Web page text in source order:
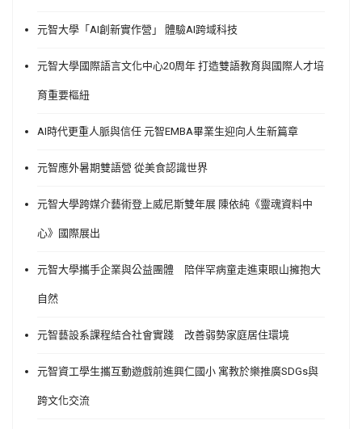
元智大學「AI創新實作營」 體驗AI跨域科技
元智大學國際語言文化中心20周年 打造雙語教育與國際人才培
育重要樞紐
AI時代更重人脈與信任 元智EMBA畢業生迎向人生新篇章
元智應外暑期雙語營 從美食認識世界
元智大學跨媒介藝術登上威尼斯雙年展 陳依純《靈魂資料中
心》國際展出
元智大學攜手企業與公益團體 陪伴罕病童走進東眼山擁抱大
自然
元智藝設系課程結合社會實踐 改善弱勢家庭居住環境
元智資工學生攜互動遊戲前進興仁國小 寓教於樂推廣SDGs與
跨文化交流